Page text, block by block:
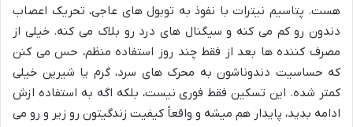
هست. پتاسیم نیترات با نفوذ به توبول های عاجی، تحریک اعصاب
دندون رو کم می کنه و سیگنال های درد رو بلاک می کنه. خیلی از
مصرف کننده ها بعد از فقط چند روز استفاده منظم، حس می کنن
که حساسیت دندوناشون به محرک های سرد، گرم یا شیرین خیلی
کمتر شده. این تسکین فقط فوری نیست، بلکه اگه به استفاده ازش
ادامه بدید، پایدار هم میشه و واقعاً کیفیت زندگیتون رو زیر و رو می